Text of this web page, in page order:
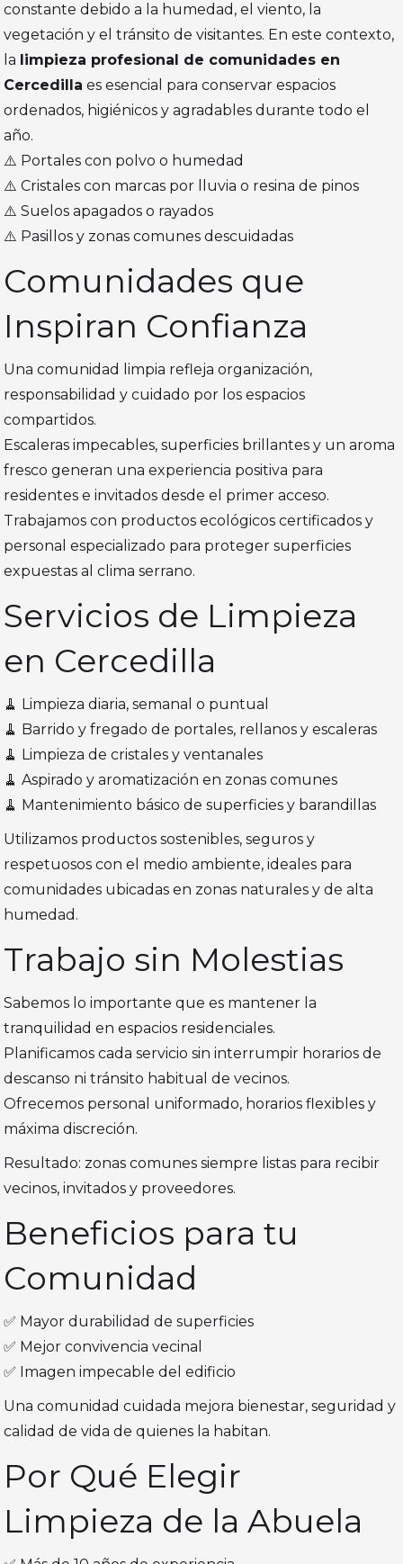
constante debido a la humedad, el viento, la
vegetación y el tránsito de visitantes. En este contexto,
la limpieza profesional de comunidades en
Cercedilla es esencial para conservar espacios
ordenados, higiénicos y agradables durante todo el
año.
⚠️ Portales con polvo o humedad
⚠️ Cristales con marcas por lluvia o resina de pinos
⚠️ Suelos apagados o rayados
⚠️ Pasillos y zonas comunes descuidadas
Comunidades que
Inspiran Confianza
Una comunidad limpia refleja organización,
responsabilidad y cuidado por los espacios
compartidos.
Escaleras impecables, superficies brillantes y un aroma
fresco generan una experiencia positiva para
residentes e invitados desde el primer acceso.
Trabajamos con productos ecológicos certificados y
personal especializado para proteger superficies
expuestas al clima serrano.
Servicios de Limpieza
en Cercedilla
🧹 Limpieza diaria, semanal o puntual
🧹 Barrido y fregado de portales, rellanos y escaleras
🧹 Limpieza de cristales y ventanales
🧹 Aspirado y aromatización en zonas comunes
🧹 Mantenimiento básico de superficies y barandillas
Utilizamos productos sostenibles, seguros y
respetuosos con el medio ambiente, ideales para
comunidades ubicadas en zonas naturales y de alta
humedad.
Trabajo sin Molestias
Sabemos lo importante que es mantener la
tranquilidad en espacios residenciales.
Planificamos cada servicio sin interrumpir horarios de
descanso ni tránsito habitual de vecinos.
Ofrecemos personal uniformado, horarios flexibles y
máxima discreción.
Resultado: zonas comunes siempre listas para recibir
vecinos, invitados y proveedores.
Beneficios para tu
Comunidad
✅ Mayor durabilidad de superficies
✅ Mejor convivencia vecinal
✅ Imagen impecable del edificio
Una comunidad cuidada mejora bienestar, seguridad y
calidad de vida de quienes la habitan.
Por Qué Elegir
Limpieza de la Abuela